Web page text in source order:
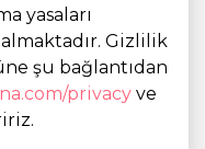
yasaları
almaktadır. Gizlilik
şu bağlantıdan
privacy ve